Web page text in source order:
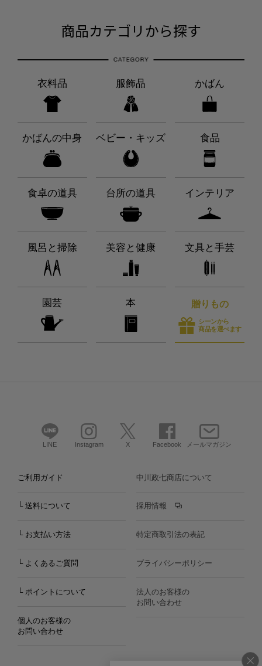
商品カテゴリから探す
衣料品 服飾品 かばん
かばんの中身 ベビー・キッズ 食品
食卓の道具 台所の道具 インテリア
風呂と掃除 美容と健康 文具と手芸
園芸 本 贈りもの
シーンから
商品を選べます
LINE Instagram X Facebook メールマガジン
ご利用ガイド
└ 送料について
└ お支払い方法
└ よくあるご質問
└ ポイントについて
個人のお客様の
お問い合わせ
中川政七商店について
採用情報
特定商取引法の表記
プライバシーポリシー
法人のお客様の
お問い合わせ